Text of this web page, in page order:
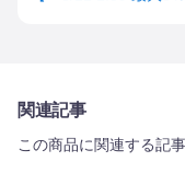
関連記事
この商品に関連する記